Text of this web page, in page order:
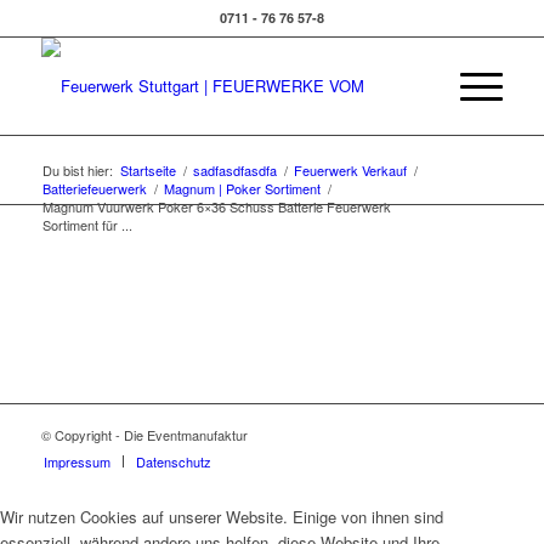
0711 - 76 76 57-8
Du bist hier: Startseite / sadfasdfasdfa / Feuerwerk Verkauf /
Batteriefeuerwerk / Magnum | Poker Sortiment /
Magnum Vuurwerk Poker 6×36 Schuss Batterie Feuerwerk
Sortiment für ...
© Copyright - Die Eventmanufaktur
Impressum
Datenschutz
Wir nutzen Cookies auf unserer Website. Einige von ihnen sind